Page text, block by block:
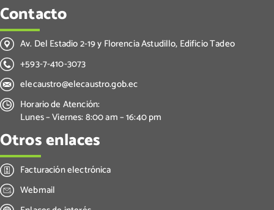
Contacto
Av. Del Estadio 2-19 y Florencia Astudillo, Edificio Tadeo
+593-7-410-3073
elecaustro@elecaustro.gob.ec
Horario de Atención:
Lunes – Viernes: 8:00 am – 16:40 pm
Otros enlaces
Facturación electrónica
Webmail